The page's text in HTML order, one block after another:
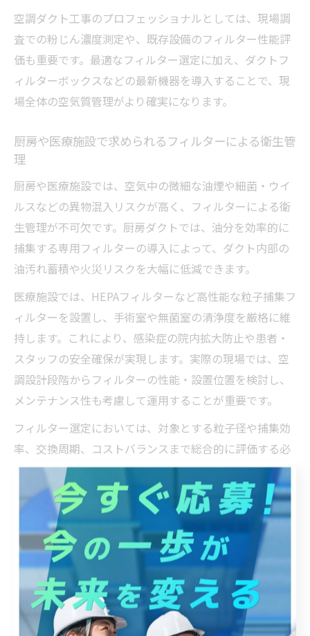
空調ダクト工事のプロフェッショナルとしては、現場調
査での粉じん濃度測定や、既存設備のフィルター性能評
価も重要です。最適なフィルター選定に加え、ダクトフ
ィルターボックスなどの最新機器を導入することで、現
場全体の空気質管理がより確実になります。
厨房や医療施設で求められるフィルターによる衛生管
理
厨房や医療施設では、空気中の微細な油煙や細菌・ウイ
ルスなどの異物混入リスクが高く、フィルターによる衛
生管理が不可欠です。厨房ダクトでは、油分を効率的に
捕集する専用フィルターの導入によって、ダクト内部の
油汚れ蓄積や火災リスクを大幅に低減できます。
医療施設では、HEPAフィルターなど高性能な粒子捕集フ
ィルターを設置し、手術室や無菌室の清浄度を厳格に維
持します。これにより、感染症の院内拡大防止や患者・
スタッフの安全確保が実現します。実際の現場では、空
調設計段階からフィルターの性能・設置位置を検討し、
メンテナンス性も考慮して運用することが重要です。
フィルター選定においては、対象とする粒子径や捕集効
率、交換周期、コストバランスまで総合的に評価する必
要があります。厨房・医療現場とも、定期的な清掃や交
換を怠ると衛生リスクが高まるため、メンテナンス体制
の構築が求められます。
ダクトフィルター交換のタイミングと長寿命化の秘訣
ダクトフィルターの交換タイミングを見極めることは、
空気質の維持と設備コスト最適化の両面で極めて重要で
す。一般的に、圧力損失の増加や目詰まり、異臭発生な